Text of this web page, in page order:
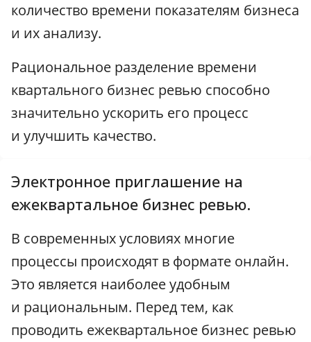
количество времени показателям бизнеса
и их анализу.
Рациональное разделение времени
квартального бизнес ревью способно
значительно ускорить его процесс
и улучшить качество.
Электронное приглашение на
ежеквартальное бизнес ревью.
В современных условиях многие
процессы происходят в формате онлайн.
Это является наиболее удобным
и рациональным. Перед тем, как
проводить ежеквартальное бизнес ревью